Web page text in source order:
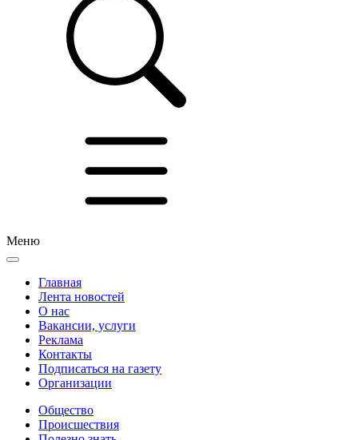
Меню
Главная
Лента новостей
О нас
Вакансии, услуги
Реклама
Контакты
Подписаться на газету
Организации
Общество
Происшествия